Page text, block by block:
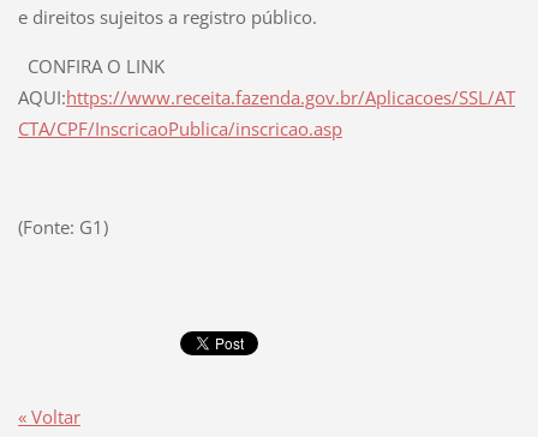
e direitos sujeitos a registro público.
CONFIRA O LINK
AQUI:https://www.receita.fazenda.gov.br/Aplicacoes/SSL/AT
CTA/CPF/InscricaoPublica/inscricao.asp
(Fonte: G1)
« Voltar